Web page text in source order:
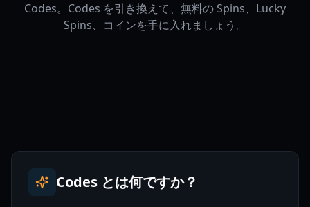
Codes。Codes を引き換えて、無料の Spins、Lucky
Spins、コインを手に入れましょう。
Codes とは何ですか？